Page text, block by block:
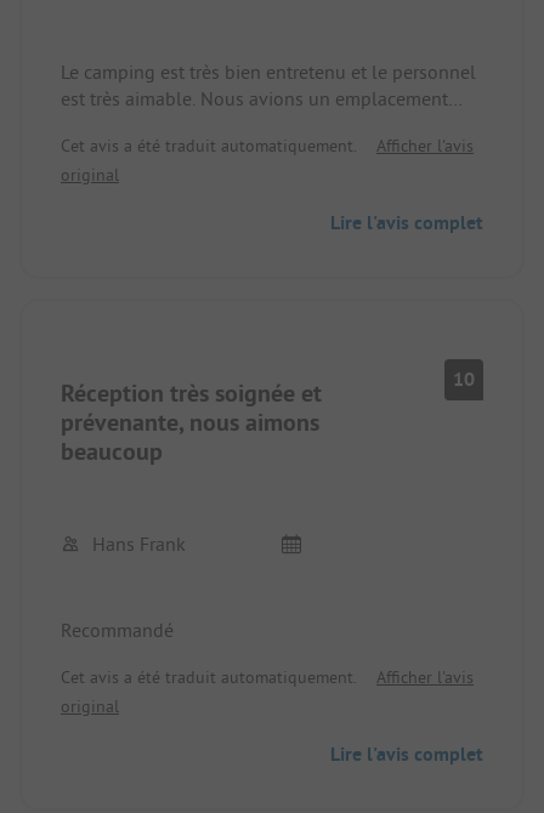
Le camping est très bien entretenu et le personnel
est très aimable. Nous avions un emplacement
L'ensemble du site est très propre (aire de jeux
intérieure, piscine, aire de jeux, mini-golf).
Cet avis a été traduit automatiquement.
Afficher l'avis
original
Lire l'avis complet
Réception très soignée et
prévenante, nous aimons
beaucoup
10
Hans Frank
Recommandé
Cet avis a été traduit automatiquement.
Afficher l'avis
original
Lire l'avis complet